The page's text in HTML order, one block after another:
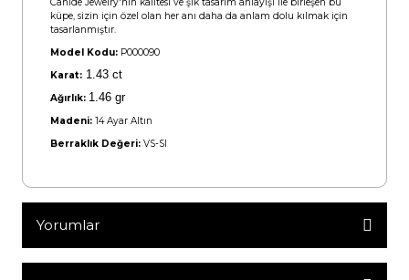
küpe, sizin için özel olan her anı daha da anlam dolu kılmak için
tasarlanmıştır.
Model Kodu: P000090
Karat: 1.43 ct
Ağırlık: 1.46 gr
Madeni: 14 Ayar Altın
Berraklık Değeri: VS-SI
Yorumlar